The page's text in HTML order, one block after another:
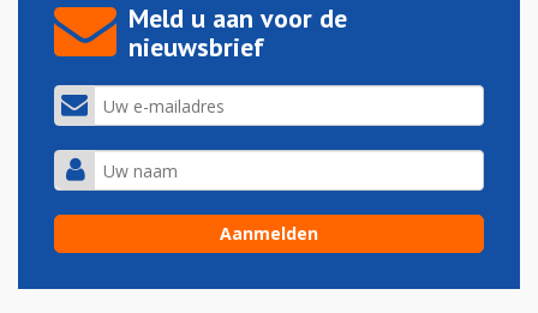
Meld u aan voor de
nieuwsbrief